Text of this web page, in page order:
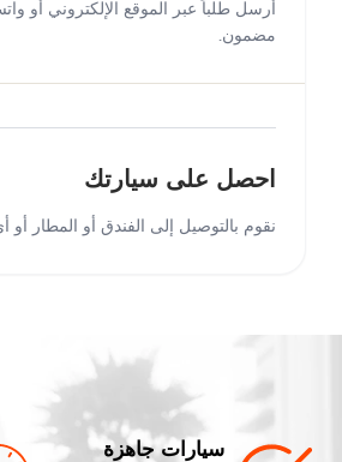
أرسل طلباً عبر الموقع الإلكتروني أو
مضمون.
احصل على سيارتك
نقوم بالتوصيل إلى الفندق أو المطار
سيارات جاهزة